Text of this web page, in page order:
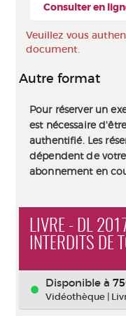
Consulter en
Veuillez vous
document.
Autre format
Pour réserver un
est nécessaire d'être
authentifié. Les
dépendent de votre
abonnement en
LIVRE - DL
INTERDITS DE
Disponible à
Vidéothèque |